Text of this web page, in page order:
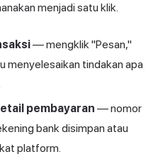
menjadi satu klik.
— mengklik "Pesan,"
menyelesaikan tindakan apa
pembayaran — nomor
bank disimpan atau
platform.